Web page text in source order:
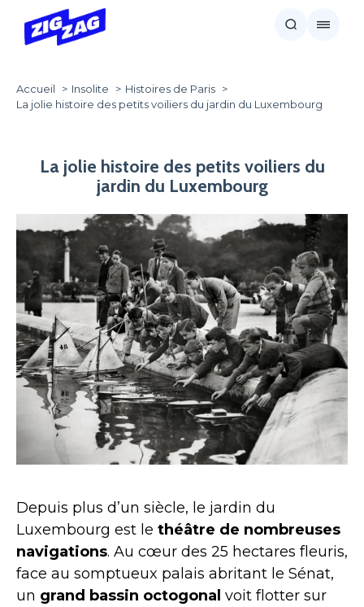
Accueil Insolite
Histoires de Paris
La jolie histoire des petits voiliers du jardin du Luxembourg
La jolie histoire des petits voiliers du
jardin du Luxembourg
Depuis plus d’un siècle, le jardin du
Luxembourg est le théâtre de nombreuses
navigations. Au cœur des 25 hectares fleuris,
face au somptueux palais abritant le Sénat,
un grand bassin octogonal voit flotter sur